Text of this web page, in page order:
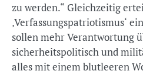
zu werden.“ Gleichzeitig
‚Verfassungspatriotismus‘
sollen mehr Verantwortung
sicherheitspolitisch und
alles mit einem blutleeren